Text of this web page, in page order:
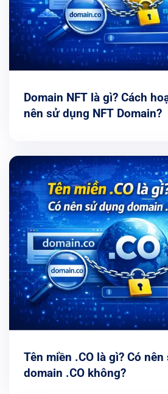
Domain NFT là gì? Cách
nên sử dụng NFT Domain?
Tên miền .CO là gì? Có
domain .CO không?